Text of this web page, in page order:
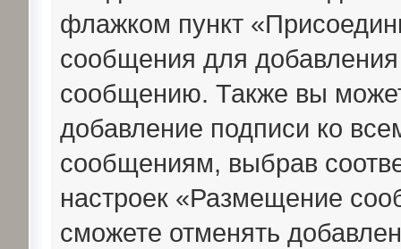
флажком пункт
сообщения для
сообщению. Также вы
добавление подписи ко
сообщениям, выбрав
настроек «Размещение
сможете отменять